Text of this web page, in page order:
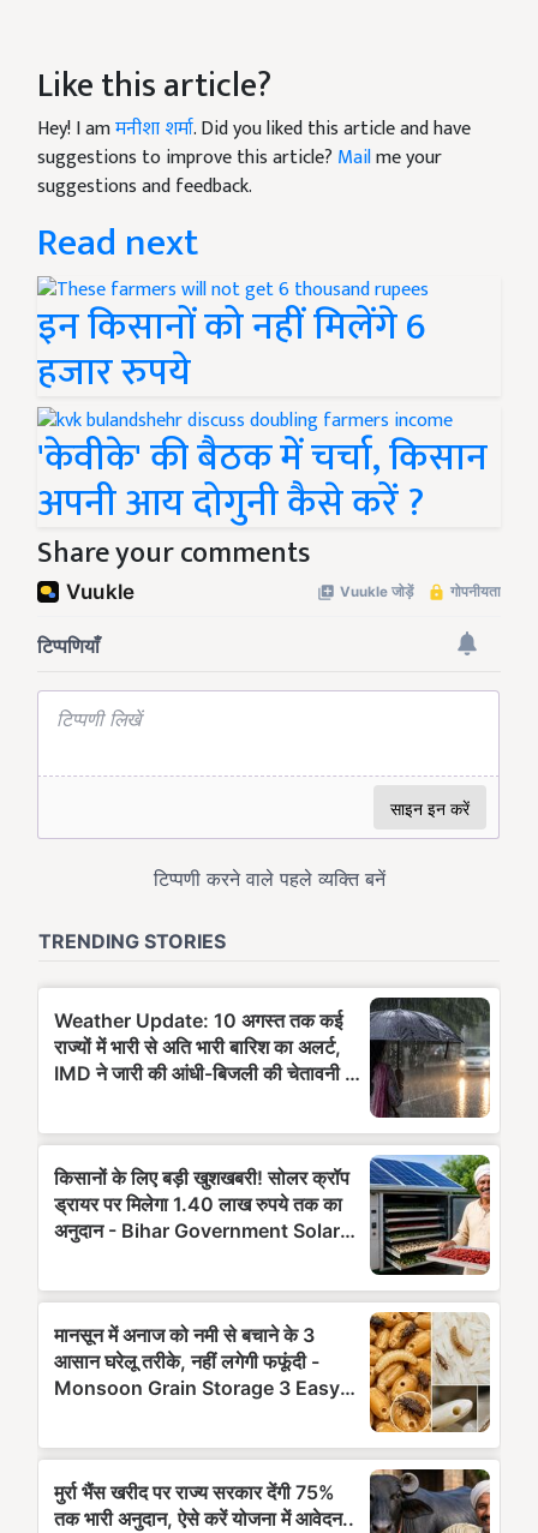
Like this article?
Hey! I amमनीशा शर्मा. Did you liked this article and have
suggestions to improve this article? Mailme your
suggestions and feedback.
Read next
इन किसानों को नहीं मिलेंगे 6
हजार रुपये
'केवीके' की बैठक में चर्चा, किसान
अपनी आय दोगुनी कैसे करें ?
Share your comments